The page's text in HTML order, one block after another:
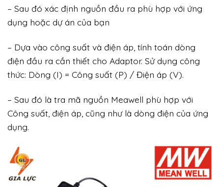
– Sau đó xác định nguồn đầu ra phù hợp với ứng
dụng hoặc dự án của bạn
– Dựa vào công suất và điện áp, tính toán dòng
điện đầu ra cần thiết cho Adaptor. Sử dụng công
thức: Dòng (I) = Công suất (P) / Điện áp (V).
– Sau đó là tra mã nguồn Meawell phù hợp với
Công suất, điện áp, cũng như là dòng điện của ứng
dụng.